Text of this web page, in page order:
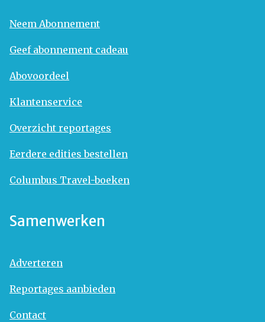
Neem Abonnement
Geef abonnement cadeau
Abovoordeel
Klantenservice
Overzicht reportages
Eerdere edities bestellen
Columbus Travel-boeken
Samenwerken
Adverteren
Reportages aanbieden
Contact